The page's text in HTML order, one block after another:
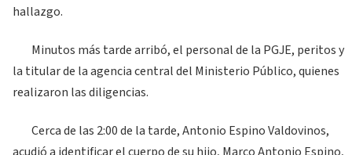
hallazgo.
Minutos más tarde arribó, el personal de la PGJE, peritos y
la titular de la agencia central del Ministerio Público, quienes
realizaron las diligencias.
Cerca de las 2:00 de la tarde, Antonio Espino Valdovinos,